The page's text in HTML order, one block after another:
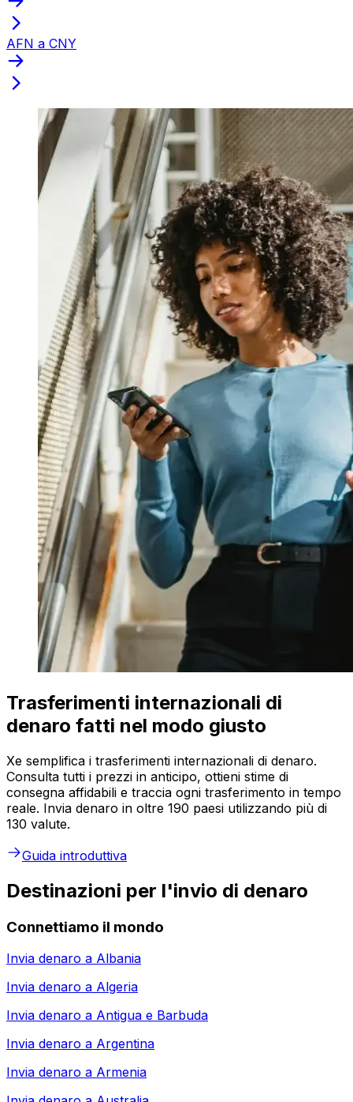
AFN a CNY
Trasferimenti internazionali di
denaro fatti nel modo giusto
Xe semplifica i trasferimenti internazionali di denaro.
Consulta tutti i prezzi in anticipo, ottieni stime di
consegna affidabili e traccia ogni trasferimento in tempo
reale. Invia denaro in oltre 190 paesi utilizzando più di
130 valute.
Guida introduttiva
Destinazioni per l'invio di denaro
Connettiamo il mondo
Invia denaro a Albania
Invia denaro a Algeria
Invia denaro a Antigua e Barbuda
Invia denaro a Argentina
Invia denaro a Armenia